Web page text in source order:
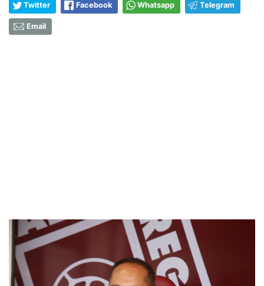
Twitter Facebook Whatsapp Telegram
Email